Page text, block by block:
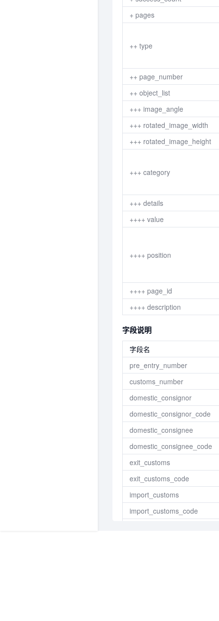
+ pages
++ type
++ page_number
++ object_list
+++ image_angle
+++ rotated_image_width
+++ rotated_image_height
+++ category
+++ details
++++ value
++++ position
++++ page_id
++++ description
字段说明
字段名
pre_entry_number
customs_number
domestic_consignor
domestic_consignor_code
domestic_consignee
domestic_consignee_code
exit_customs
exit_customs_code
import_customs
import_customs_code